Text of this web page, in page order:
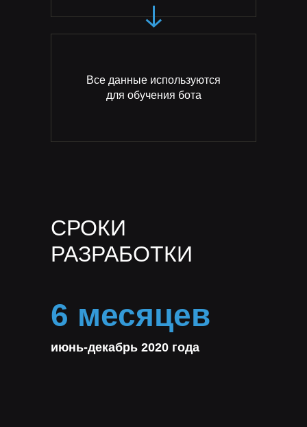
Все данные используются
для обучения бота
СРОКИ
РАЗРАБОТКИ
июнь-декабрь 2020 года
6 месяцев